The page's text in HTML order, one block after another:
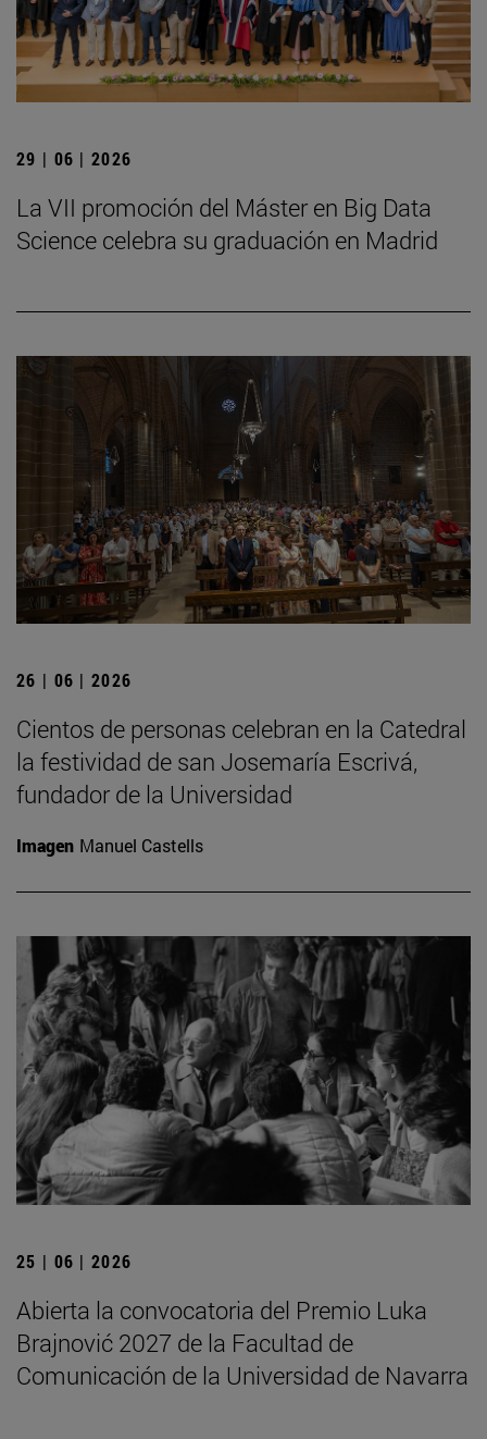
29 | 06 | 2026
La VII promoción del Máster en Big Data
Science celebra su graduación en Madrid
26 | 06 | 2026
Cientos de personas celebran en la Catedral
la festividad de san Josemaría Escrivá,
fundador de la Universidad
Imagen Manuel Castells
25 | 06 | 2026
Abierta la convocatoria del Premio Luka
Brajnović 2027 de la Facultad de
Comunicación de la Universidad de Navarra